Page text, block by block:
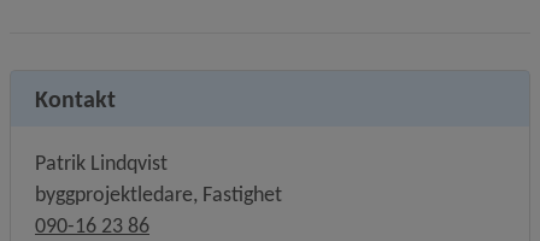
Kontakt
Patrik Lindqvist
byggprojektledare, Fastighet
090-16 23 86